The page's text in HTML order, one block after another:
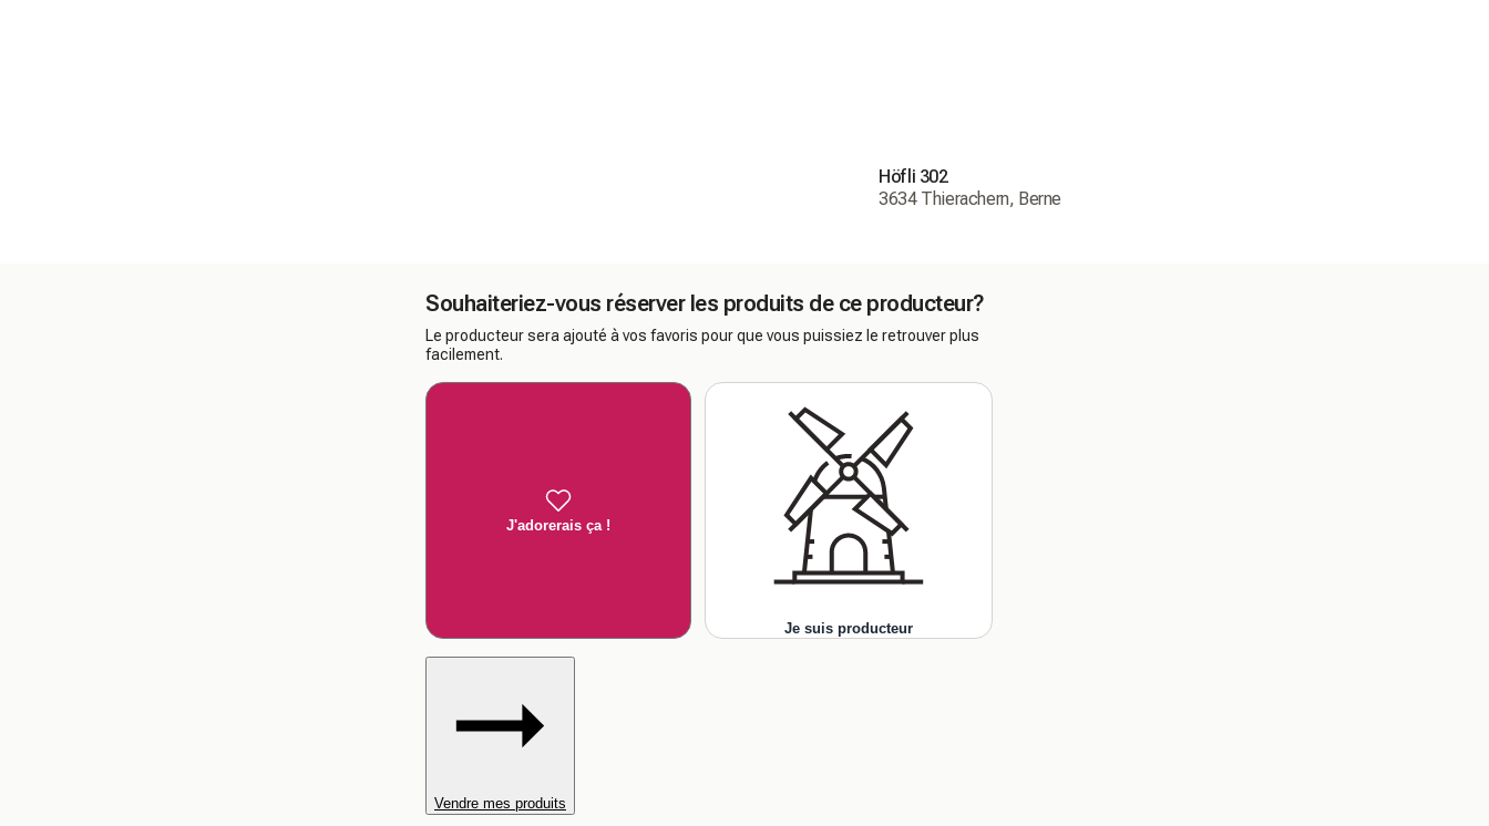
Höfli 302
3634 Thierachern, Berne
Souhaiteriez-vous réserver les produits de ce producteur?
Le producteur sera ajouté à vos favoris pour que vous puissiez le retrouver plus
facilement.
J'adorerais ça !
Je suis producteur
Vendre mes produits